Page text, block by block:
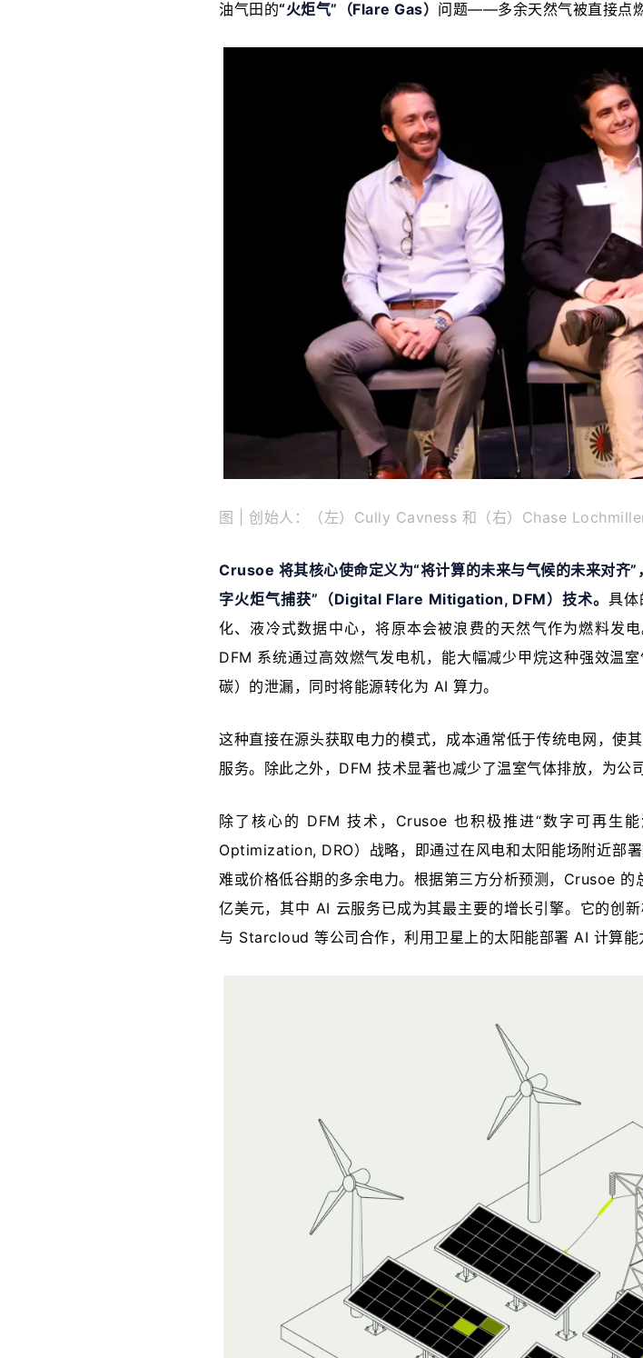
油气田的“火炬气”（Flare Gas） 问题——多余天然气被直接点
图 | 创始人：（左）Cully Cavness 和（右）Chase Lochmiller
Crusoe 将其核心使命定义为“将计算的未来与气候的未来对齐”
字火炬气捕获”（Digital Flare Mitigation, DFM）技术。 具体
化、液冷式数据中心，将原本会被浪费的天然气作为燃料发
DFM 系统通过高效燃气发电机，能大幅减少甲烷这种强效温
碳）的泄漏，同时将能源转化为 AI 算力。
这种直接在源头获取电力的模式，成本通常低于传统电网，使
服务。除此之外，DFM 技术显著也减少了温室气体排放，为公
除了核心的 DFM 技术，Crusoe 也积极推进“数字可再生
Optimization, DRO）战略，即通过在风电和太阳能场附近部
难或价格低谷期的多余电力。根据第三方分析预测，Crusoe
亿美元，其中 AI 云服务已成为其最主要的增长引擎。它的创
与 Starcloud 等公司合作，利用卫星上的太阳能部署 AI 计算能